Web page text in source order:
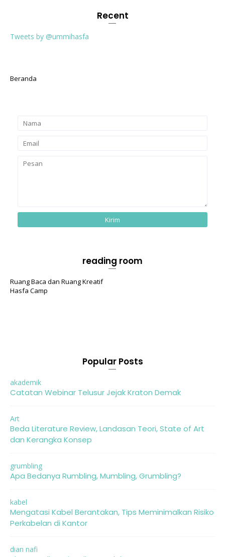
Recent
Tweets by @ummihasfa
Beranda
reading room
Ruang Baca dan Ruang Kreatif
Hasfa Camp
Popular Posts
akademik
Catatan Webinar Telusur Jejak Kraton Demak
Art
Beda Literature Review, Landasan Teori, State of Art
dan Kerangka Konsep
grumbling
Apa Bedanya Rumbling, Mumbling, Grumbling?
kabel
Mengatasi Kabel Berantakan, Tips Meminimalkan Risiko
Perkabelan di Kantor
dian nafi